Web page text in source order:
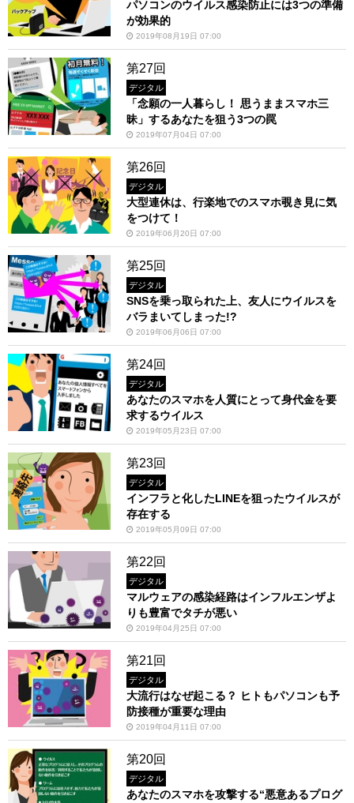
パソコンのウイルス感染防止には3つの準備
が効果的
2019年08月19日 07:00
第27回
デジタル
「念願の一人暮らし！ 思うままスマホ三
昧」するあなたを狙う3つの罠
2019年07月04日 07:00
第26回
デジタル
大型連休は、行楽地でのスマホ覗き見に気
をつけて！
2019年06月20日 07:00
第25回
デジタル
SNSを乗っ取られた上、友人にウイルスを
バラまいてしまった!?
2019年06月06日 07:00
第24回
デジタル
あなたのスマホを人質にとって身代金を要
求するウイルス
2019年05月23日 07:00
第23回
デジタル
インフラと化したLINEを狙ったウイルスが
存在する
2019年05月09日 07:00
第22回
デジタル
マルウェアの感染経路はインフルエンザよ
りも豊富でタチが悪い
2019年04月25日 07:00
第21回
デジタル
大流行はなぜ起こる？ ヒトもパソコンも予
防接種が重要な理由
2019年04月11日 07:00
第20回
デジタル
あなたのスマホを攻撃する“悪意あるプログ